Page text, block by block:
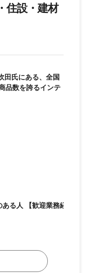
住設・建材
田氏にある、全国
品数を誇るインテ
業務経